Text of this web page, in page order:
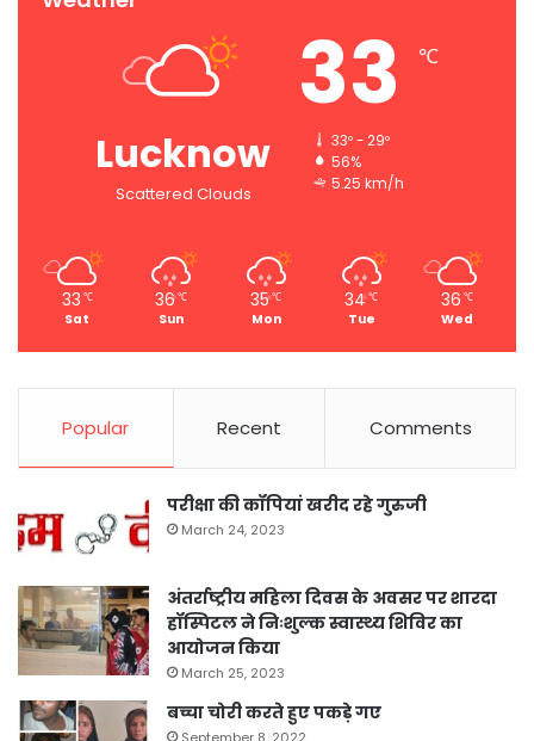
Lucknow
Scattered Clouds
33 ℃
33º - 29º
56%
5.25 km/h
33 ℃
Sat
36℃
Sun
35℃
Mon
34℃
Tue
36 ℃
Wed
Popular Recent Comments
परीक्षा की कॉपियां खरीद रहे गुरुजी
March 24, 2023
अंतर्राष्ट्रीय महिला दिवस के अवसर पर शारदा
हॉस्पिटल ने निःशुल्क स्वास्थ्य शिविर का
आयोजन किया
March 25, 2023
बच्चा चोरी करते हुए पकड़े गए